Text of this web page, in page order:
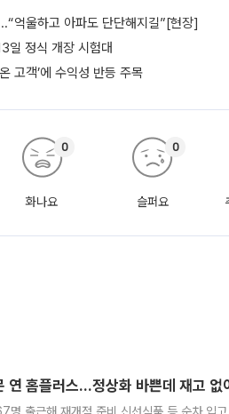
억울하고 아파도 단단해지길”[현장]
일 정식 개장 시험대
고객’에 수익성 반등 주목
화나요
0
슬퍼요
0
연 홈플러스…정상화 바쁜데 재고 없